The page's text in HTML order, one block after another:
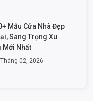
Mẫu Cửa Nhà Đẹp
Sang Trọng Xu
Mới Nhất
02, 2026